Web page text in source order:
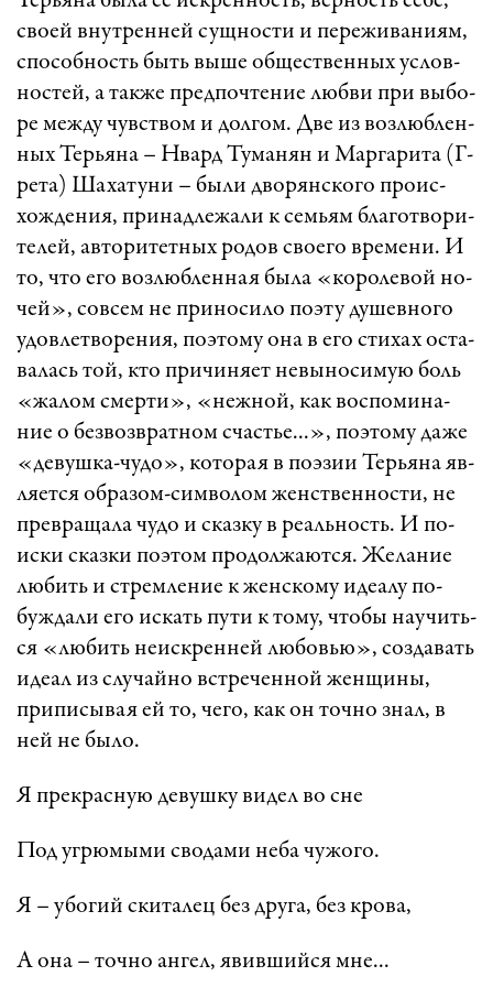
сво­ей внут­рен­ней сущ­нос­ти и пе­ре­жи­ва­ни­ям,
спо­соб­ность быть вы­ше об­щест­вен­ных ус­лов­
нос­тей, а так­же пред­поч­те­ние люб­ви при вы­бо­
ре меж­ду чувст­вом и дол­гом. Две из воз­люб­лен­
ных Тер­ья­на – Нвард Ту­ма­нян и Мар­га­ри­та (Г­
ре­та) Ша­ха­ту­ни – бы­ли дво­рянс­ко­го про­ис­
хож­де­ни­я, принадлежали к се­мьям бла­гот­во­ри­
те­лей, ав­то­ри­тет­ных ро­дов сво­е­го вре­ме­ни. И
то, что его воз­люб­лен­ная бы­ла «­ко­ро­ле­вой но­
чей», сов­сем не при­но­си­ло по­э­ту ду­шев­но­го
удов­лет­во­ре­ни­я, по­э­то­му она в его сти­хах ос­та­
ва­лась той, кто при­чи­ня­ет не­вы­но­си­мую боль
«­жа­лом смер­ти», «­неж­ной, как вос­по­ми­на­
ние о без­возв­рат­ном счаст­ье...», по­э­то­му да­же
«­де­вуш­ка-чу­до», ко­то­рая в по­э­зии Тер­ья­на яв­
ля­ет­ся об­ра­зом-сим­во­лом женст­вен­нос­ти, не
прев­ра­ща­ла чу­до и сказ­ку в ре­аль­ность. И по­
ис­ки сказ­ки по­э­том про­дол­жа­ют­ся. Же­ла­ние
лю­бить и ст­рем­ле­ние к женс­ко­му иде­а­лу по­
буж­да­ли его ис­кать пу­ти к то­му, что­бы на­у­чить­
ся «­лю­бить не­иск­рен­ней лю­бов­ью», соз­да­вать
иде­ал из слу­чай­но вст­ре­чен­ной жен­щи­ны,
при­пи­сы­вая ей то, че­го, как он точ­но знал, в
ней не бы­ло.
Я прек­рас­ную де­вуш­ку ви­дел во сне
­Под уг­рю­мы­ми сво­да­ми не­ба чу­жо­го.
Я – убо­гий ски­та­лец без дру­га, без кро­ва,
А она – точ­но ан­гел, явив­ший­ся мне...